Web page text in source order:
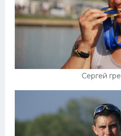
Сергей